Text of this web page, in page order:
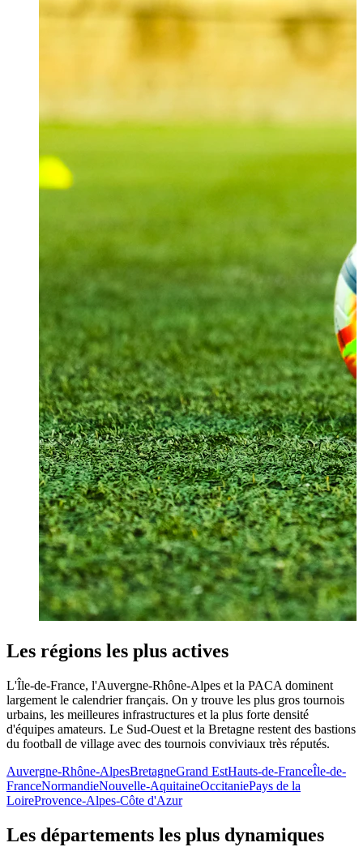
Les régions les plus actives
L'Île-de-France, l'Auvergne-Rhône-Alpes et la PACA dominent
largement le calendrier français. On y trouve les plus gros tournois
urbains, les meilleures infrastructures et la plus forte densité
d'équipes amateurs. Le Sud-Ouest et la Bretagne restent des bastions
du football de village avec des tournois conviviaux très réputés.
Auvergne-Rhône-AlpesBretagneGrand EstHauts-de-FranceÎle-de-
FranceNormandieNouvelle-AquitaineOccitaniePays de la
LoireProvence-Alpes-Côte d'Azur
Les départements les plus dynamiques